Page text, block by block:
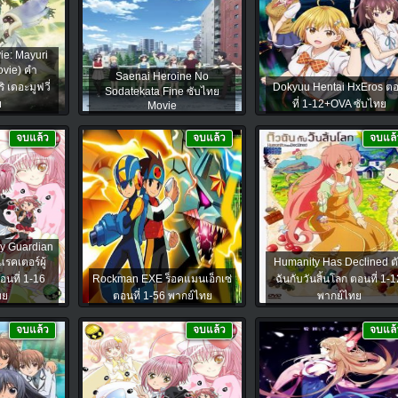
Mayuri
คำ
เดอะมูฟวี่
Saenai Heroine No
Sodatekata Fine ซับไทย
Movie
Dokyuu Hentai HxEros ต
ที่ 1-12+OVA ซับไทย
Guardian
รคเตอร์ผู้
นที่ 1-16
จบแล้ว
Rockman EXE ร็อคแมนเอ็กเซ่
ตอนที่ 1-56 พากย์ไทย
จบแล้ว
Humanity Has Declined
ฉันกับวันสิ้นโลก ตอนที่ 1-
พากย์ไทย
จบแล้
จบแล้ว จบแล้ว จบแล้